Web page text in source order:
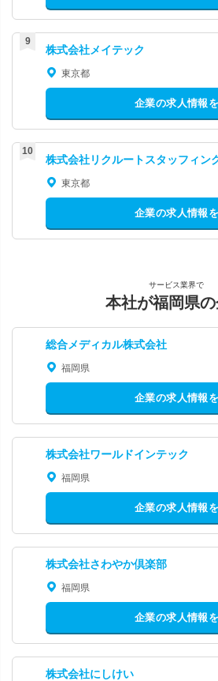
株式会社メイテック
東京都
企業の求人情報
株式会社リクルートスタッフィン
東京都
企業の求人情報
サービス業界で
本社が福岡県
総合メディカル株式会社
福岡県
企業の求人情報
株式会社ワールドインテック
福岡県
企業の求人情報
株式会社さわやか倶楽部
福岡県
企業の求人情報
株式会社にしけい